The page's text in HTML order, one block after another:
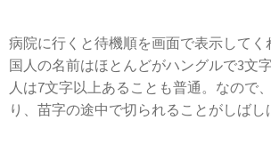
病院に行くと待機順を画面で表示して
国人の名前はほとんどがハングルで3文
人は7文字以上あることも普通。なので
り、苗字の途中で切られることがしばし